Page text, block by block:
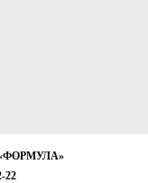
22